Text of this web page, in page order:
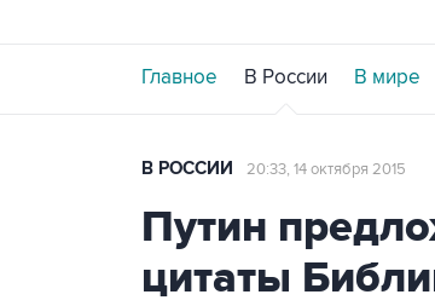
Главное В России В мире
В РОССИИ 20:33, 14 октября 2015
Путин
цитаты